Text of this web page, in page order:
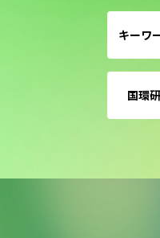
キーワ
国環